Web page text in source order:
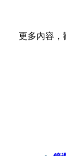
更多內容，